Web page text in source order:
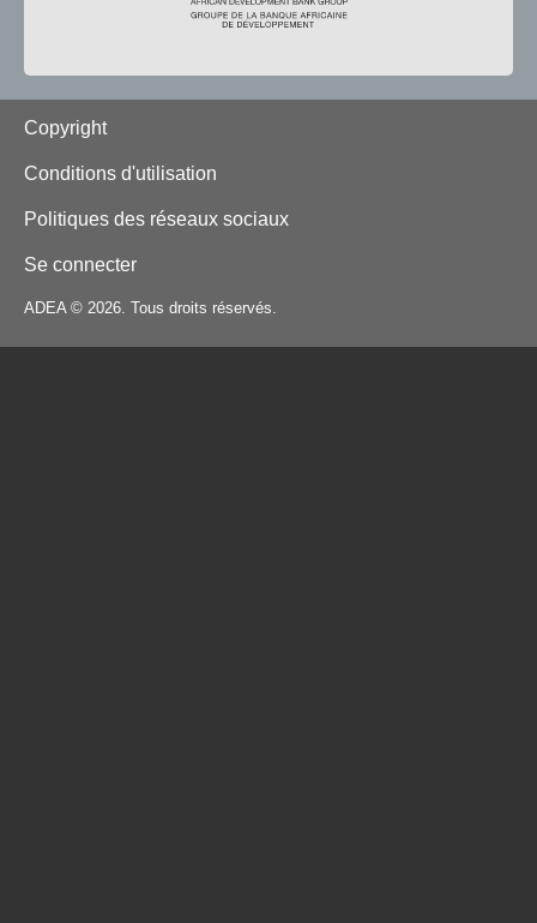
Footer
Copyright
Conditions d'utilisation
Politiques des réseaux sociaux
Se connecter
ADEA © 2026. Tous droits réservés.